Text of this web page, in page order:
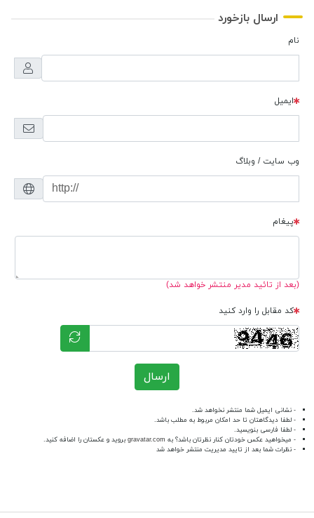
ارسال بازخورد
نام
ایمیل
وب سایت / وبلاگ
پیغام
(بعد از تائید مدیر منتشر خواهد شد)
کد مقابل را وارد کنید
ارسال
- نشانی ایمیل شما منتشر نخواهد شد.
- لطفا دیدگاهتان تا حد امکان مربوط به مطلب باشد.
- لطفا فارسی بنویسید.
- میخواهید عکس خودتان کنار نظرتان باشد؟ به gravatar.com بروید و عکستان را اضافه کنید.
- نظرات شما بعد از تایید مدیریت منتشر خواهد شد